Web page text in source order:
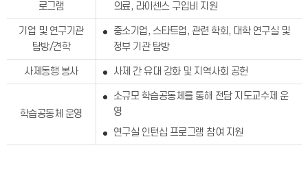
로그램
의료, 라이센스 구입비 지원
기업 및 연구기관
탐방/견학
중소기업, 스타트업, 관련 학회, 대학 연구실 및
정부 기관 탐방
사제동행 봉사 사제 간 유대 강화 및 지역사회 공헌
학습공동체 운영
소규모 학습공동체를 통해 전담 지도교수제 운
영
연구실 인턴십 프로그램 참여 지원